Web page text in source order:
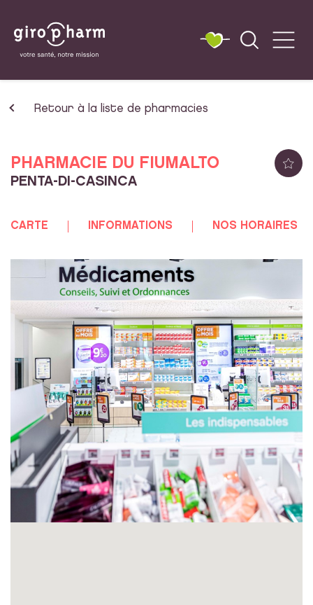
Retour à la liste de pharmacies
PHARMACIE DU FIUMALTO
PENTA-DI-CASINCA
CARTE INFORMATIONS NOS HORAIRES